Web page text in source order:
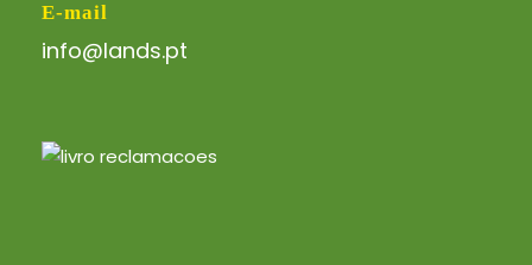
E-mail
info@lands.pt